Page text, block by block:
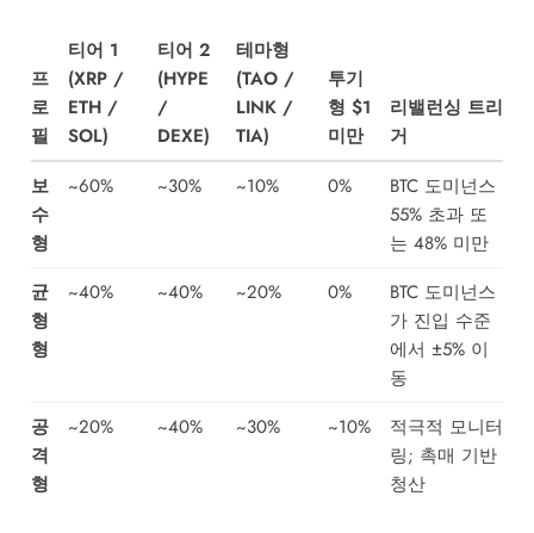
프
로
필
티어 1
(XRP /
ETH /
SOL)
티어 2
(HYPE
/
DEXE)
테마형
(TAO /
LINK /
TIA)
투기
형 $1
미만
리밸런싱 트리
거
보
수
형
~60% ~30% ~10% 0%
BTC 도미넌스
55% 초과 또
는 48% 미만
균
형
형
~40% ~40% ~20% 0%
BTC 도미넌스
가 진입 수준
에서 ±5% 이
동
공
격
형
~20% ~40% ~30% ~10%
적극적 모니터
링; 촉매 기반
청산